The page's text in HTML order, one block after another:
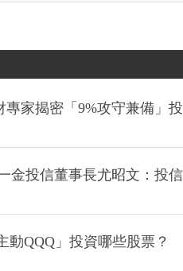
家揭密「9%攻守兼備」投
金投信董事長尤昭文：投信
動QQQ」投資哪些股票？